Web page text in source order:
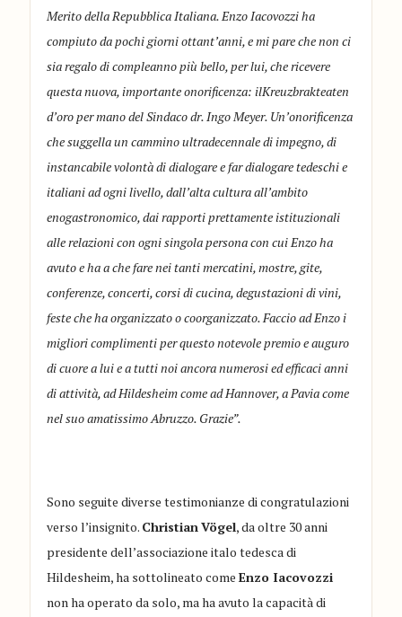
Merito della Repubblica Italiana. Enzo Iacovozzi ha
compiuto da pochi giorni ottant’anni, e mi pare che non ci
sia regalo di compleanno più bello, per lui, che ricevere
questa nuova, importante onorificenza: ilKreuzbrakteaten
d’oro per mano del Sindaco dr. Ingo Meyer. Un’onorificenza
che suggella un cammino ultradecennale di impegno, di
instancabile volontà di dialogare e far dialogare tedeschi e
italiani ad ogni livello, dall’alta cultura all’ambito
enogastronomico, dai rapporti prettamente istituzionali
alle relazioni con ogni singola persona con cui Enzo ha
avuto e ha a che fare nei tanti mercatini, mostre, gite,
conferenze, concerti, corsi di cucina, degustazioni di vini,
feste che ha organizzato o coorganizzato. Faccio ad Enzo i
migliori complimenti per questo notevole premio e auguro
di cuore a lui e a tutti noi ancora numerosi ed efficaci anni
di attività, ad Hildesheim come ad Hannover, a Pavia come
nel suo amatissimo Abruzzo. Grazie”.
Sono seguite diverse testimonianze di congratulazioni
verso l’insignito. Christian Vögel, da oltre 30 anni
presidente dell’associazione italo tedesca di
Hildesheim, ha sottolineato comeEnzo Iacovozzi
non ha operato da solo, ma ha avuto la capacità di